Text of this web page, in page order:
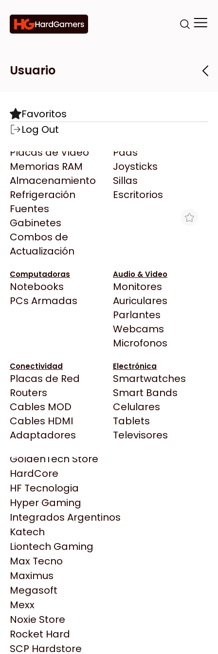
Categorías
Componentes
Motherboards
Microprocesadores
Placas de Video
Memorias RAM
Almacenamiento
Refrigeración
Fuentes
Gabinetes
Combos de
Actualización
Pads
Joysticks
Sillas
Escritorios
Computadoras
Notebooks
PCs Armadas
Audio & Video
Monitores
Auriculares
Parlantes
Webcams
Microfonos
Conectividad
Placas de Red
Routers
Cables MOD
Cables HDMI
Adaptadores
Electrónica
Smartwatches
Smart Bands
Celulares
Tablets
Televisores
Marcas
Todas las Marcas
AMD
AULA
Acer
Adata
AeroCool
Antec
Arkham
Asrock
BenQ
CX
Cooler Master
Deepcool
Dell
EVGA
Gamemax
Genesis
Genius
HP
HyperX
INNO3D
Intel
Kingston
Lenovo
Logitech
MSI
NVIDIA GeForce
NZXT
PNY
Palit
Philips
Tiendas
Destacadas
Todas las Tiendas
Click Gaming
Compufan Store
Dinobyte
Full H4rd
Gaming City
Gezatek
GoldenTech Store
HardCore
HF Tecnologia
Hyper Gaming
Integrados Argentinos
Katech
Liontech Gaming
Max Tecno
Maximus
Megasoft
Mexx
Noxie Store
Rocket Hard
SCP Hardstore
Usuario
Favoritos
Log Out
PEN DRIVE 3.2 DTX 64GB EXODIA AZUL
Ver producto en la página de ShopGamer
Productos
Similares
Explorá más productos similares